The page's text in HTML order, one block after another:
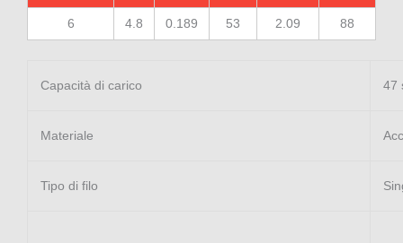
6 4.8 0.189 53 2.09 88
Capacità di carico 47
Materiale
Tipo di filo